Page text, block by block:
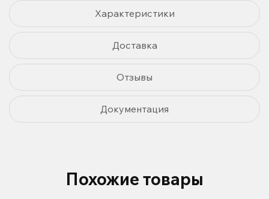
Характеристики
Доставка
Отзывы
Документация
Похожие товары